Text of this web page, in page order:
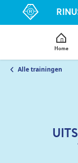
Home
Alle trainingen